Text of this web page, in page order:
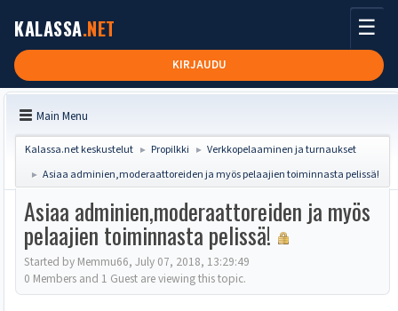
KALASSA.NET
KIRJAUDU
☰
Main Menu
Kalassa.net keskustelut ► Propilkki ► Verkkopelaaminen ja turnaukset
► Asiaa adminien,moderaattoreiden ja myös pelaajien toiminnasta pelissä!
Asiaa adminien,moderaattoreiden ja myös
pelaajien toiminnasta pelissä!
Started by Memmu66, July 07, 2018, 13:29:49
0 Members and 1 Guest are viewing this topic.